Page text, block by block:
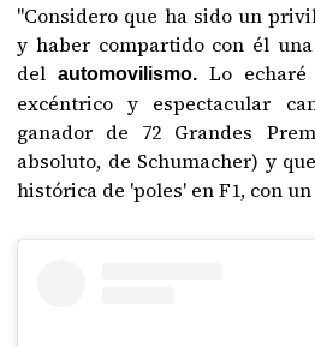
"Considero que ha sido un
y haber compartido con él
delautomovilismo. Lo
excéntrico y espectacular
ganador de 72 Grandes
absoluto, de Schumacher) y
histórica de 'poles' en F1, con